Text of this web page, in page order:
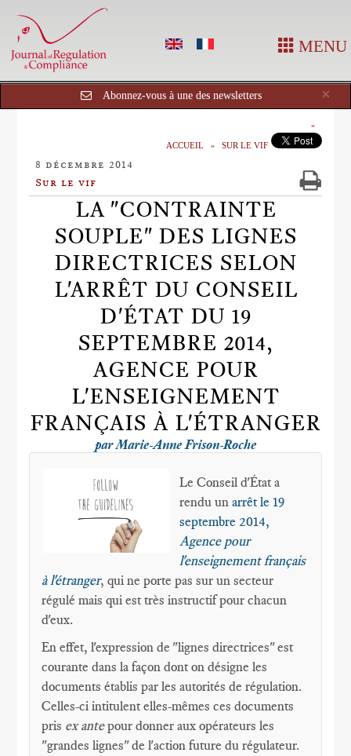
MENU
×
Abonnez-vous à une des newsletters
ACCUEIL SUR LE VIF
8 décembre 2014
Sur le vif
LA "CONTRAINTE
SOUPLE" DES LIGNES
DIRECTRICES SELON
L'ARRÊT DU CONSEIL
D'ÉTAT DU 19
SEPTEMBRE 2014,
AGENCE POUR
L'ENSEIGNEMENT
FRANÇAIS À L'ÉTRANGER
par Marie-Anne Frison-Roche
Le Conseil d'État a
rendu un arrêt le 19
septembre 2014,
Agence pour
l'enseignement français
à l'étranger, qui ne porte pas sur un secteur
régulé mais qui est très instructif pour chacun
d'eux.
En effet, l'expression de "lignes directrices" est
courante dans la façon dont on désigne les
documents établis par les autorités de régulation.
Celles-ci intitulent elles-mêmes ces documents
pris ex antepour donner aux opérateurs les
"grandes lignes" de l'action future du régulateur.